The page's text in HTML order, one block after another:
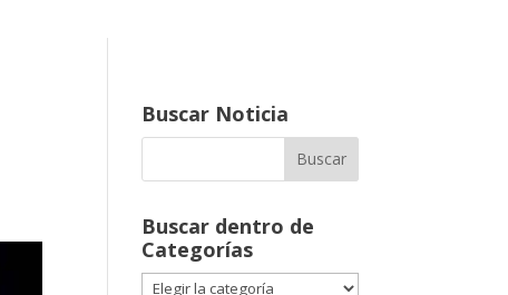
Buscar Noticia
Buscar dentro de
Categorías
Buscar